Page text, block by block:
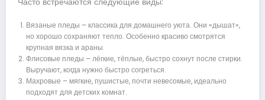
Вязаные пледы – классика для домашнего уюта. Они «дышат»,
но хорошо сохраняют тепло. Особенно красиво смотрятся
крупная вязка и араны.
Флисовые пледы – лёгкие, тёплые, быстро сохнут после стирки.
Выручают, когда нужно быстро согреться.
Махровые – мягкие, пушистые, почти невесомые, идеально
подходят для детских комнат.